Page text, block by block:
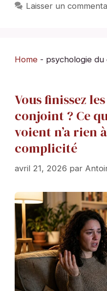
Laisser un
Home - psychologie du
Vous finissez
conjoint ? Ce
voient n’a rien
complicité
avril 21, 2026 par